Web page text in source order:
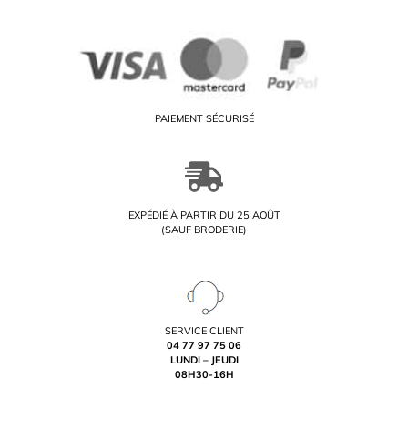
PAIEMENT SÉCURISÉ
EXPÉDIÉ À PARTIR DU 25 AOÛT
(SAUF BRODERIE)
SERVICE CLIENT
04 77 97 75 06
LUNDI – JEUDI
08H30-16H